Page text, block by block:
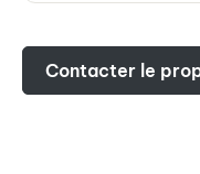
Contacter le